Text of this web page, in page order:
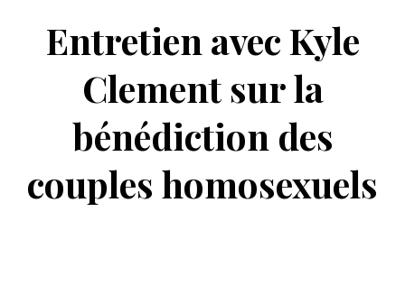
Entretien avec Kyle
Clement sur la
bénédiction des
couples homosexuels